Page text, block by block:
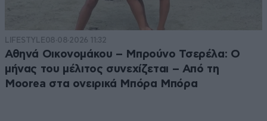
LIFESTYLE08·08·2026 11:32
Αθηνά Οικονομάκου – Μπρούνο Τσερέλα: Ο
μήνας του μέλιτος συνεχίζεται – Από τη
Moorea στα ονειρικά Μπόρα Μπόρα